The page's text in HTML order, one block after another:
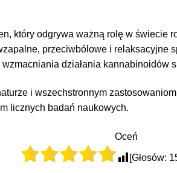
który odgrywa ważną rolę w świecie
przeciwbólowe i relaksacyjne
działania
i wszechstronnym
licznych badań naukowych.
Oceń
[Głosów: